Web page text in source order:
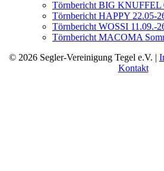
Törnbericht BIG KNUFFEL
Törnbericht HAPPY 22.05-
Törnbericht WOSSI 11.09.-
Törnbericht MACOMA
© 2026 Segler-Vereinigung Tegel e.V. |
Kontakt